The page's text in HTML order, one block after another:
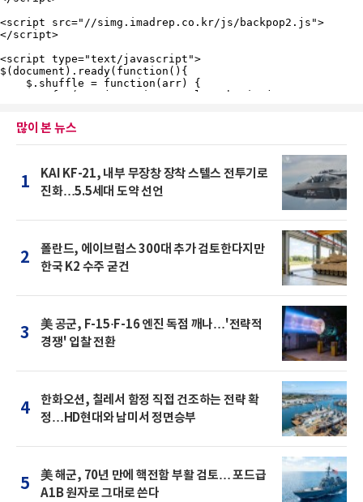
많이 본 뉴스
1
KAI KF-21, 내부 무장창 장착 스텔스 전투기로
진화…5.5세대 도약 선언
2
폴란드, 에이브럼스 300대 추가 검토한다지만
한국 K2 수주 굳건
3
美 공군, F-15·F-16 엔진 독점 깨나…'전략적
경쟁' 입찰 전환
4
한화오션, 칠레서 함정 직접 건조하는 전략 확
정…HD현대와 남미서 정면승부
5
美 해군, 70년 만에 핵전함 부활 검토… 포드급
A1B 원자로 그대로 쓴다